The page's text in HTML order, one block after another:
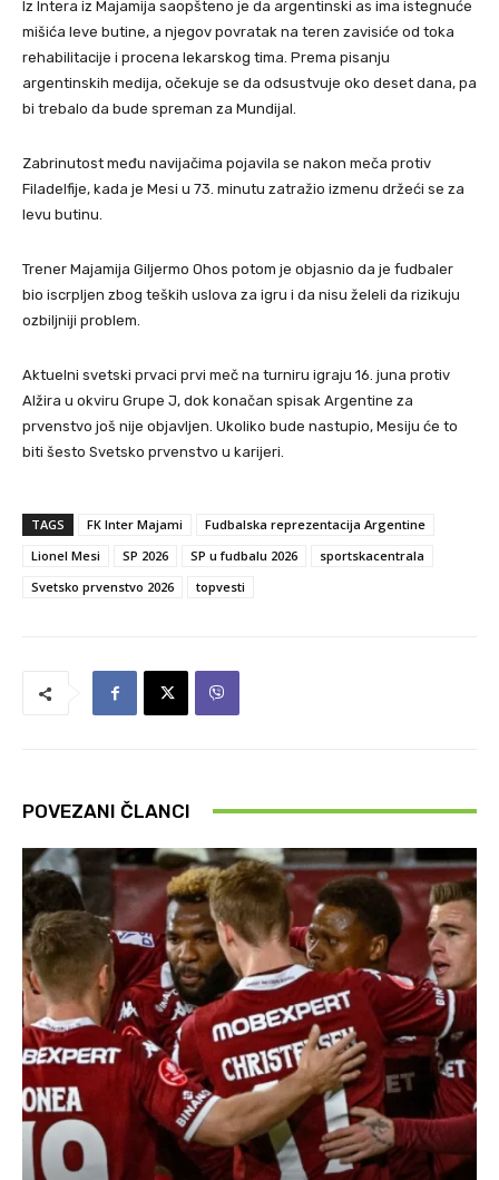
Iz Intera iz Majamija saopšteno je da argentinski as ima istegnuće
mišića leve butine, a njegov povratak na teren zavisiće od toka
rehabilitacije i procena lekarskog tima. Prema pisanju
argentinskih medija, očekuje se da odsustvuje oko deset dana, pa
bi trebalo da bude spreman za Mundijal.
Zabrinutost među navijačima pojavila se nakon meča protiv
Filadelfije, kada je Mesi u 73. minutu zatražio izmenu držeći se za
levu butinu.
Trener Majamija Giljermo Ohos potom je objasnio da je fudbaler
bio iscrpljen zbog teških uslova za igru i da nisu želeli da rizikuju
ozbiljniji problem.
Aktuelni svetski prvaci prvi meč na turniru igraju 16. juna protiv
Alžira u okviru Grupe J, dok konačan spisak Argentine za
prvenstvo još nije objavljen. Ukoliko bude nastupio, Mesiju će to
biti šesto Svetsko prvenstvo u karijeri.
TAGS FK Inter Majami
Fudbalska reprezentacija Argentine
Lionel Mesi
SP 2026 SP u fudbalu 2026
sportskacentrala
Svetsko prvenstvo 2026
topvesti
POVEZANI ČLANCI